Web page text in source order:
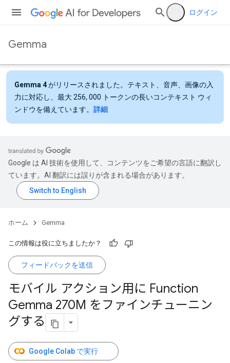
ログイン
Gemma
Gemma 4がリリースされました。テキスト、音声、画像の入
力に対応し、最大 256, 000 トークンの長いコンテキスト ウィ
ンドウを備えています。 詳細
Google は AI 技術を使用して、コンテンツをご希望の言語に翻訳し
ています。AI 翻訳には誤りが含まれる場合があります。
ホーム Gemma
この情報は役に立ちましたか？
フィードバックを送信
モバイル アクション用に Function
Gemma 270M をファインチューニン
グする
Google Colab で実行